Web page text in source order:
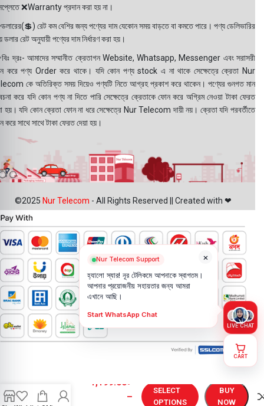
❌Warranty প্রদান করা হয় না।
রেট কম বেশির জন্য পণ্যের দাম যেকোন সময় বাড়তে বা কমতে পারে। পণ্য ডেলিভারির
ডলার রেট অনুযায়ী পণ্যের দাম নির্ধারণ করা হয়।
দ্রঃ- আমাদের সম্মানীত ক্রেতাগন Website, Whatsapp, Messenger এবং সরাসরী
করে পণ্য Order করে থাকে। যদি কোন পণ্য stock এ না থাকে সেক্ষেত্রে ক্রেতা Nur
কে অতিরিক্ত সময় দিয়েও পণ্যটি নিতে আগ্রহ প্রকাশ করে থাকেন। পণ্যের গুনগত মান
করে যদি কোন পণ্য না দিতে পারি সেক্ষেত্রে ক্রেতাকে ফোন করে অগ্রিম নেওয়া টাকা ফেরত
হয়। যদি কোন ক্রেতা ফোন না ধরে সেক্ষেত্রে Nur Telecom দায়ী নয়। ক্রেতা যদি পরবর্তীতে
করে সাথে সাথে টাকা ফেরত দেয়া হয়।
©2025 Nur Telecom - All Rights Reserved || Created with ❤
Display
Price in
1,199.00৳
–
SELECT
OPTIONS
BUY
NOW
×
Nur Telecom Support
হ্যালো স্যার! নূর টেলিকমে আপনাকে স্বাগতম।
আপনার প্রয়োজনীয় সহায়তার জন্য আমরা
এখানে আছি।
Start WhatsApp Chat
LIVE CHAT
CART